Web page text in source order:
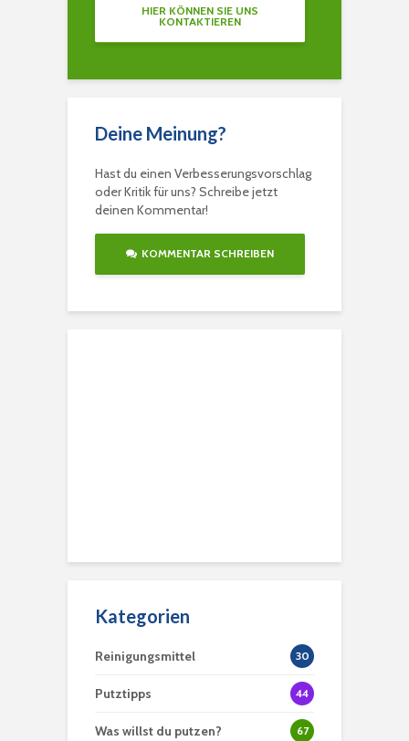
HIER KÖNNEN SIE UNS
KONTAKTIEREN
Deine Meinung?
Hast du einen Verbesserungsvorschlag
oder Kritik für uns? Schreibe jetzt
deinen Kommentar!
KOMMENTAR SCHREIBEN
Kategorien
Reinigungsmittel 30
Putztipps 44
Was willst du putzen? 67